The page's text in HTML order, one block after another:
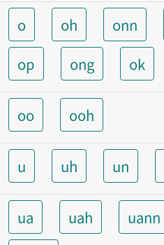
o oh onn
op
ong ok
oo ooh
u uh un
ua uah uann